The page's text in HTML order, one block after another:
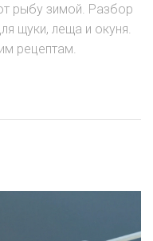
рыбу зимой. Разбор
щуки, леща и окуня.
рецептам.